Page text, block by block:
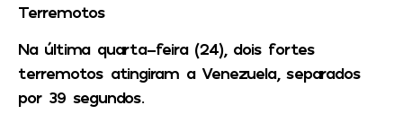
Terremotos
Na última quarta-feira (24), dois fortes
terremotos atingiram a Venezuela, separados
por 39 segundos.